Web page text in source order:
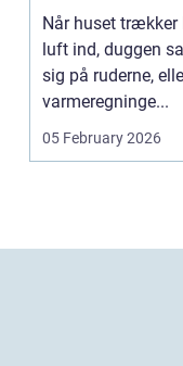
indeklima og
lavere
varmeregning
Når huset trækker
luft ind, duggen
sig på ruderne,
varmeregninge...
05 February 2026